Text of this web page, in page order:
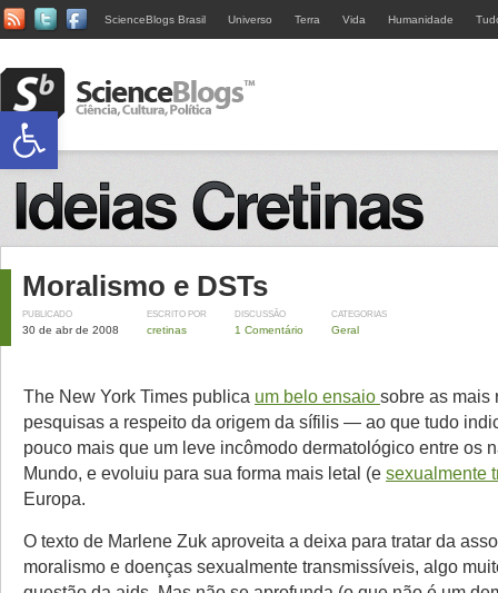
ScienceBlogs Brasil Universo Terra Vida Humanidade
Moralismo e DSTs
PUBLICADO
30 de abr de 2008
ESCRITO POR
cretinas
DISCUSSÃO
1 Comentário
CATEGORIAS
Geral
The New York Times publica um belo ensaio sobre as mais
pesquisas a respeito da origem da sífilis — ao que tudo
pouco mais que um leve incômodo dermatológico entre os
Mundo, e evoluiu para sua forma mais letal (e sexualmente
Europa.
O texto de Marlene Zuk aproveita a deixa para tratar da
moralismo e doenças sexualmente transmissíveis, algo
Abrir a barra de ferramentas